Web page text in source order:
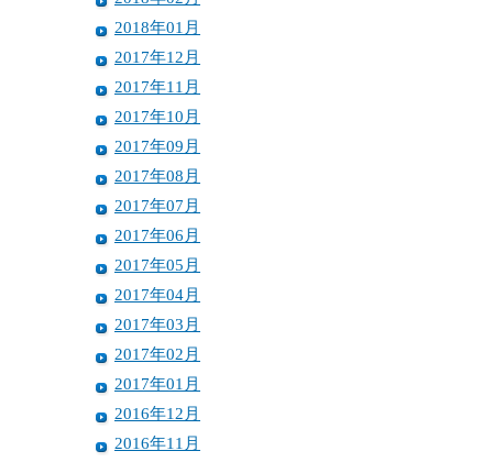
2018年01月
2017年12月
2017年11月
2017年10月
2017年09月
2017年08月
2017年07月
2017年06月
2017年05月
2017年04月
2017年03月
2017年02月
2017年01月
2016年12月
2016年11月